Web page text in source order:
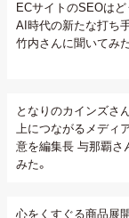
ECサイトのSEOはど
AI時代の新たな打ち
竹内さんに聞いてみた
となりのカインズさ
上につながるメディ
意を編集長 与那覇さ
みた。
心をくすぐる商品展